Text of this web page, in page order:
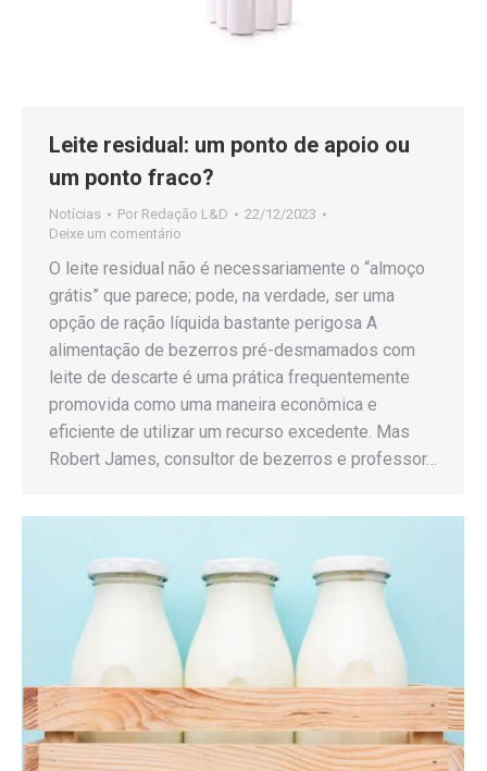
Leite residual: um ponto de apoio ou
um ponto fraco?
Notícias Por Redação L&D
22/12/2023
Deixe um comentário
O leite residual não é necessariamente o “almoço
grátis” que parece; pode, na verdade, ser uma
opção de ração líquida bastante perigosa A
alimentação de bezerros pré-desmamados com
leite de descarte é uma prática frequentemente
promovida como uma maneira econômica e
eficiente de utilizar um recurso excedente. Mas
Robert James, consultor de bezerros e professor…